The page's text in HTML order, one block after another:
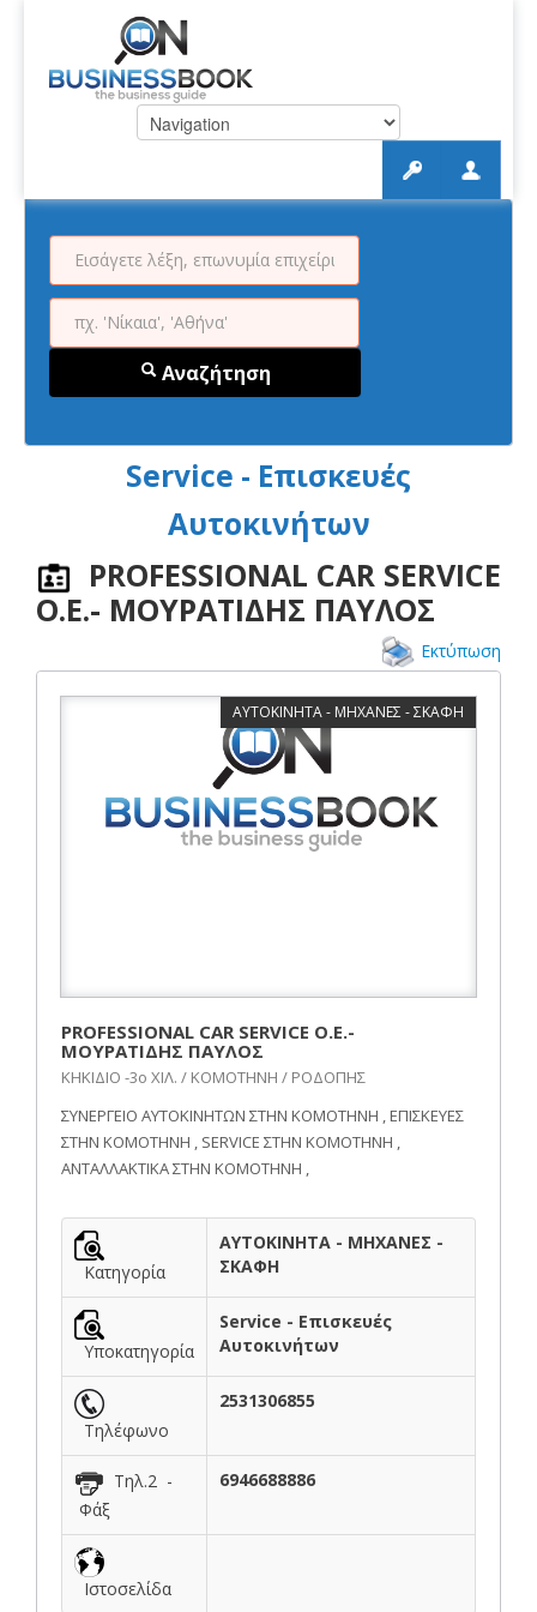
Αναζήτηση
Service - Επισκευές
Αυτοκινήτων
PROFESSIONAL CAR SERVICE
Ο.Ε.- ΜΟΥΡΑΤΙΔΗΣ ΠΑΥΛΟΣ
Εκτύπωση
ΑΥΤΟΚΙΝΗΤΑ - ΜΗΧΑΝΕΣ - ΣΚΑΦΗ
PROFESSIONAL CAR SERVICE Ο.Ε.-
ΜΟΥΡΑΤΙΔΗΣ ΠΑΥΛΟΣ
ΚΗΚΙΔΙΟ -3ο ΧΙΛ. / ΚΟΜΟΤΗΝΗ / ΡΟΔΟΠΗΣ
ΣΥΝΕΡΓΕΙΟ ΑΥΤΟΚΙΝΗΤΩΝ ΣΤΗΝ ΚΟΜΟΤΗΝΗ , ΕΠΙΣΚΕΥΕΣ
ΣΤΗΝ ΚΟΜΟΤΗΝΗ , SERVICE ΣΤΗΝ ΚΟΜΟΤΗΝΗ ,
ΑΝΤΑΛΛΑΚΤΙΚΑ ΣΤΗΝ ΚΟΜΟΤΗΝΗ ,
Κατηγορία
ΑΥΤΟΚΙΝΗΤΑ - ΜΗΧΑΝΕΣ -
ΣΚΑΦΗ
Υποκατηγορία
Service - Επισκευές
Αυτοκινήτων
Τηλέφωνο
2531306855
Τηλ.2 -
Φάξ
6946688886
Ιστοσελίδα